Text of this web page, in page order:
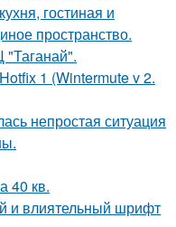
гостиная и
пространство.
"Таганай".
1 (Wintermute v 2.
непростая ситуация
40 кв.
и влиятельный шрифт